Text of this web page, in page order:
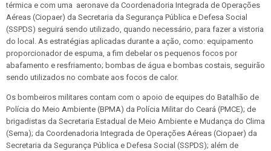
térmica e com uma aeronave da Coordenadoria Integrada de Operações
Aéreas (Ciopaer) da Secretaria da Segurança Pública e Defesa Social
(SSPDS) seguirá sendo utilizado, quando necessário, para fazer a vistoria
do local. As estratégias aplicadas durante a ação, como: equipamento
proporcionador de espuma, a fim debelar os pequenos focos por
abafamento e resfriamento; bombas de água e bombas costais, seguirão
sendo utilizados no combate aos focos de calor.
Os bombeiros militares contam com o apoio de equipes do Batalhão de
Polícia do Meio Ambiente (BPMA) da Polícia Militar do Ceará (PMCE); de
brigadistas da Secretaria Estadual de Meio Ambiente e Mudança do Clima
(Sema); da Coordenadoria Integrada de Operações Aéreas (Ciopaer) da
Secretaria da Segurança Pública e Defesa Social (SSPDS); além de